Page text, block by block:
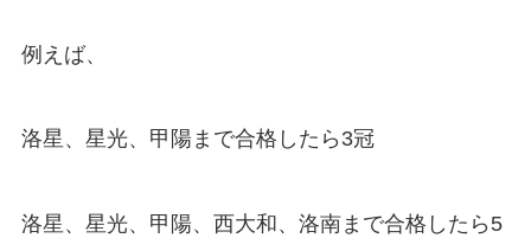
例えば、
洛星、星光、甲陽まで合格したら3冠
洛星、星光、甲陽、西大和、洛南まで合格したら5